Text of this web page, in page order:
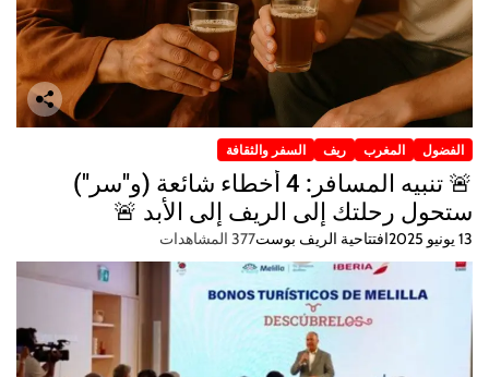
الفضول المغرب ريف السفر والثقافة
🚨 تنبيه المسافر: 4 أخطاء شائعة (و"سر")
ستحول رحلتك إلى الريف إلى الأبد 🚨
13 يونيو 2025 افتتاحية الريف بوست377 المشاهدات